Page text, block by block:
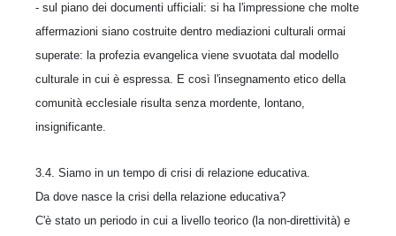
- sul piano dei documenti ufficiali: si ha l'impressione che molte
affermazioni siano costruite dentro mediazioni culturali ormai
superate: la profezia evangelica viene svuotata dal modello
culturale in cui è espressa. E così l'insegnamento etico della
comunità ecclesiale risulta senza mordente, lontano,
insignificante.
3.4. Siamo in un tempo di crisi di relazione educativa.
Da dove nasce la crisi della relazione educativa?
C'è stato un periodo in cui a livello teorico (la non-direttività) e